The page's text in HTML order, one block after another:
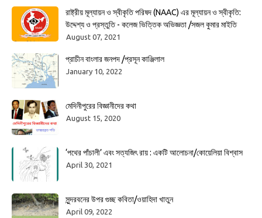
রাষ্ট্রীয় মূল্যায়ন ও স্বীকৃতি পরিষদ (NAAC) এর মূল্যায়ন ও স্বীকৃতি:
উদ্দেশ্য ও প্রস্তুতি - কলেজ ভিত্তিক অভিজ্ঞতা /সজল কুমার মাইতি
August 07, 2021
প্রাচীন বাংলার জনপদ /প্রসূন কাঞ্জিলাল
January 10, 2022
মেদিনীপুরের বিজ্ঞানীদের কথা
August 15, 2020
‘পথের পাঁচালী’ এবং সত্যজিৎ রায় : একটি আলোচনা/কোয়েলিয়া বিশ্বাস
April 30, 2021
সুন্দরবনের উপর গুচ্ছ কবিতা/ওয়াহিদা খাতুন
April 09, 2022